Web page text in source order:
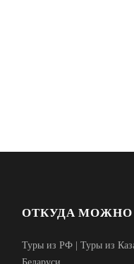
ОТКУДА МОЖНО
Туры из РФ |Туры из